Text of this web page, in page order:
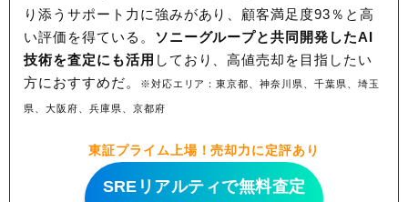
り添うサポート力に強みがあり、顧客満足度93％と高
い評価を得ている。 ソニーグループと共同開発したAI
技術を査定にも活用 しており、高値売却を目指したい
方におすすめだ。
※対応エリア：東京都、神奈川県、千葉県、埼玉
県、大阪府、兵庫県、京都府
東証プライム上場！売却力に定評あり
SREリアルティで無料査定